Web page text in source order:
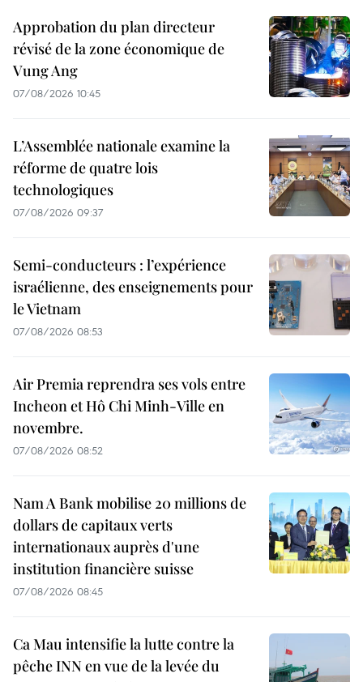
Approbation du plan directeur
révisé de la zone économique de
Vung Ang
07/08/2026 10:45
L’Assemblée nationale examine la
réforme de quatre lois
technologiques
07/08/2026 09:37
Semi-conducteurs : l’expérience
israélienne, des enseignements pour
le Vietnam
07/08/2026 08:53
Air Premia reprendra ses vols entre
Incheon et Hô Chi Minh-Ville en
novembre.
07/08/2026 08:52
Nam A Bank mobilise 20 millions de
dollars de capitaux verts
internationaux auprès d'une
institution financière suisse
07/08/2026 08:45
Ca Mau intensifie la lutte contre la
pêche INN en vue de la levée du